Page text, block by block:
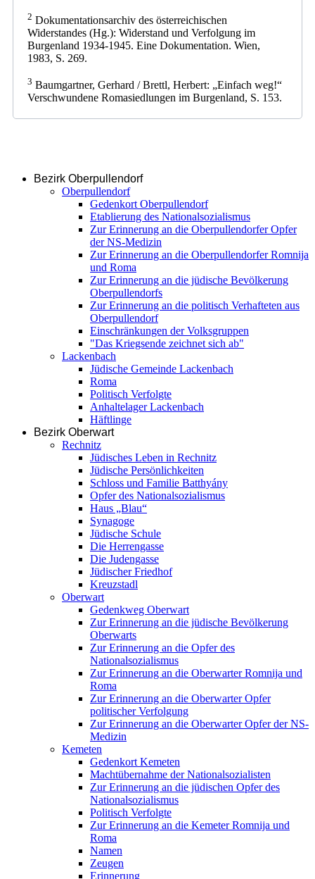
2 Dokumentationsarchiv des österreichischen
Widerstandes (Hg.): Widerstand und Verfolgung im
Burgenland 1934-1945. Eine Dokumentation. Wien,
1983, S. 269.
3 Baumgartner, Gerhard / Brettl, Herbert: „Einfach weg!“
Verschwundene Romasiedlungen im Burgenland, S. 153.
Bezirk Oberpullendorf
Oberpullendorf
Gedenkort Oberpullendorf
Etablierung des Nationalsozialismus
Zur Erinnerung an die Oberpullendorfer Opfer
der NS-Medizin
Zur Erinnerung an die Oberpullendorfer Romnija
und Roma
Zur Erinnerung an die jüdische Bevölkerung
Oberpullendorfs
Zur Erinnerung an die politisch Verhafteten aus
Oberpullendorf
Einschränkungen der Volksgruppen
"Das Kriegsende zeichnet sich ab"
Lackenbach
Jüdische Gemeinde Lackenbach
Roma
Politisch Verfolgte
Anhaltelager Lackenbach
Häftlinge
Bezirk Oberwart
Rechnitz
Jüdisches Leben in Rechnitz
Jüdische Persönlichkeiten
Schloss und Familie Batthyány
Opfer des Nationalsozialismus
Haus „Blau“
Synagoge
Jüdische Schule
Die Herrengasse
Die Judengasse
Jüdischer Friedhof
Kreuzstadl
Oberwart
Gedenkweg Oberwart
Zur Erinnerung an die jüdische Bevölkerung
Oberwarts
Zur Erinnerung an die Opfer des
Nationalsozialismus
Zur Erinnerung an die Oberwarter Romnija und
Roma
Zur Erinnerung an die Oberwarter Opfer
politischer Verfolgung
Zur Erinnerung an die Oberwarter Opfer der NS-
Medizin
Kemeten
Gedenkort Kemeten
Machtübernahme der Nationalsozialisten
Zur Erinnerung an die jüdischen Opfer des
Nationalsozialismus
Politisch Verfolgte
Zur Erinnerung an die Kemeter Romnija und
Roma
Namen
Zeugen
Erinnerung